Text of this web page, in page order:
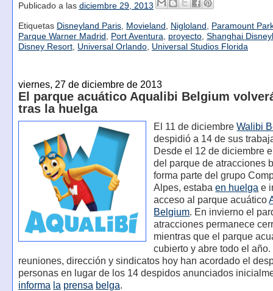
Publicado a las diciembre 29, 2013
Etiquetas Disneyland Paris, Movieland Nigloland
Paramount
Parque Warner Madrid
Port Aventura proyecto, Shanghai
Disney Resort, Universal Orlando, Universal Studios Florida
viernes, 27 de diciembre de 2013
El parque acuático Aqualibi Belgium
tras la huelga
El 11 de diciembreWalibi
despidió a 14 de sus
Desde el 12 de diciembre
del parque de atracciones
forma parte del grupo
Alpes, estabaen huelga e
acceso al parque acuático
Belgium. En invierno el
atracciones permanece
mientras que el parque
cubierto y abre todo el
reuniones, dirección y sindicatos hoy han acordado el
personas en lugar de los 14 despidos anunciados
informa la prensa belga.